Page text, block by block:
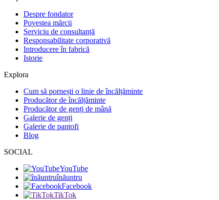
Despre fondator
Povestea mărcii
Serviciu de consultanță
Responsabilitate corporativă
Introducere în fabrică
Istorie
Explora
Cum să pornești o linie de încălțăminte
Producător de încălțăminte
Producător de genți de mână
Galerie de genți
Galerie de pantofi
Blog
SOCIAL
YouTube
înăuntru
Facebook
TikTok